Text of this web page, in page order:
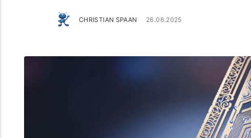
CHRISTIAN SPAAN 26.06.2025